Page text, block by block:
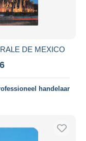
DE MEXICO
handelaar